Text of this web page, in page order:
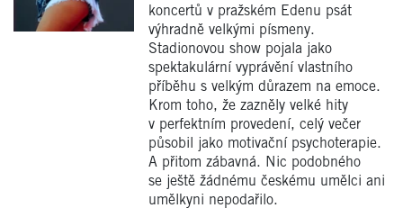
koncertů v pražském Edenu psát
výhradně velkými písmeny.
Stadionovou show pojala jako
spektakulární vyprávění vlastního
příběhu s velkým důrazem na emoce.
Krom toho, že zazněly velké hity
v perfektním provedení, celý večer
působil jako motivační psychoterapie.
A přitom zábavná. Nic podobného
se ještě žádnému českému umělci ani
umělkyni nepodařilo.